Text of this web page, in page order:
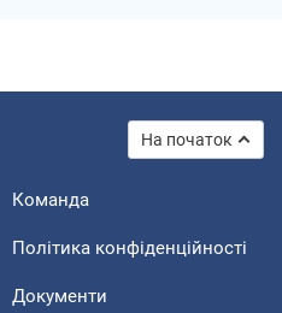
На початок
Команда
Політика конфіденційності
Документи